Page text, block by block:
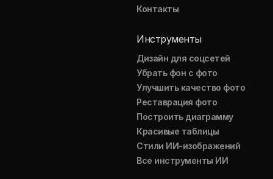
Контакты
Инструменты
Дизайн для соцсетей
Убрать фон с фото
Улучшить качество фото
Реставрация фото
Построить диаграмму
Красивые таблицы
Стили ИИ-изображений
Все инструменты ИИ